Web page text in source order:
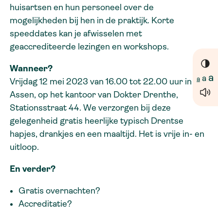
a a a
huisartsen en hun personeel over de
mogelijkheden bij hen in de praktijk. Korte
speeddates kan je afwisselen met
geaccrediteerde lezingen en workshops.
Wanneer?
Vrijdag 12 mei 2023 van 16.00 tot 22.00 uur in
Assen, op het kantoor van Dokter Drenthe,
Stationsstraat 44. We verzorgen bij deze
gelegenheid gratis heerlijke typisch Drentse
hapjes, drankjes en een maaltijd. Het is vrije in- en
uitloop.
En verder?
Gratis overnachten?
Accreditatie?